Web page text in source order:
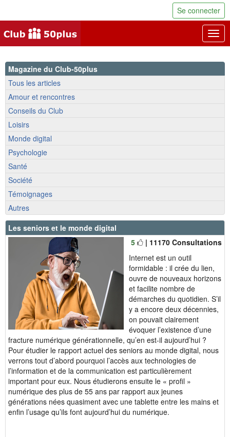
Se connecter
Magazine du Club-50plus
Tous les articles
Amour et rencontres
Conseils du Club
Loisirs
Monde digital
Psychologie
Santé
Société
Témoignages
Autres
Les seniors et le monde digital
5
| 11170 Consultations
Internet est un outil
formidable : il crée du lien,
ouvre de nouveaux horizons
et facilite nombre de
démarches du quotidien. S’il
y a encore deux décennies,
on pouvait clairement
évoquer l’existence d’une
fracture numérique générationnelle, qu’en est-il aujourd’hui ?
Pour étudier le rapport actuel des seniors au monde digital, nous
verrons tout d’abord pourquoi l’accès aux technologies de
l’information et de la communication est particulièrement
important pour eux. Nous étudierons ensuite le « profil »
numérique des plus de 55 ans par rapport aux jeunes
générations nées quasiment avec une tablette entre les mains et
enfin l’usage qu’ils font aujourd’hui du numérique.